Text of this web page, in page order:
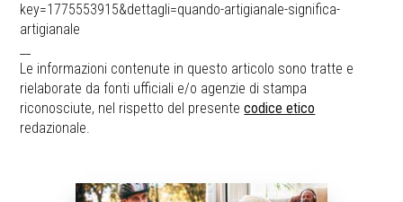
key=1775553915&dettagli=quando-artigianale-significa-
artigianale
Le informazioni contenute in questo articolo sono tratte e
rielaborate da fonti ufficiali e/o agenzie di stampa
riconosciute, nel rispetto del presentecodice etico
redazionale.